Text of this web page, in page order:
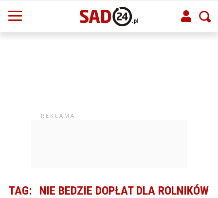
TAG: NIE BEDZIE DOPŁAT DLA ROLNIKÓW